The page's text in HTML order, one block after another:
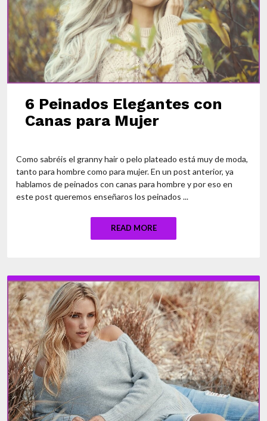
6 Peinados Elegantes con
Canas para Mujer
Como sabréis el granny hair o pelo plateado está muy de moda,
tanto para hombre como para mujer. En un post anterior, ya
hablamos de peinados con canas para hombre y por eso en
este post queremos enseñaros los peinados ...
READ MORE